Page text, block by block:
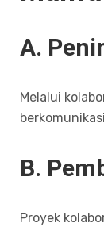
A.
Melalui
B.
Proyek